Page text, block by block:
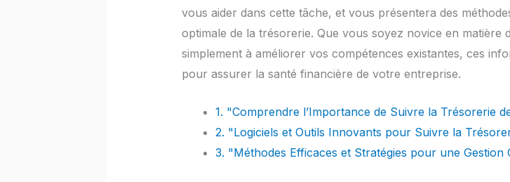
vous aider dans cette tâche, et vous présentera des
optimale de la trésorerie. Que vous soyez novice en matière
simplement à améliorer vos compétences existantes, ces
pour assurer la santé financière de votre entreprise.
1. "Comprendre l’Importance de Suivre la Trésorerie
2. "Logiciels et Outils Innovants pour Suivre la
3. "Méthodes Efficaces et Stratégies pour une Gestion